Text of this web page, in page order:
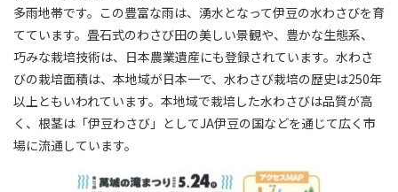
多雨地帯です。この豊富な雨は、湧水となって伊豆の水わさびを育
てています。畳石式のわさび田の美しい景観や、豊かな生態系、
巧みな栽培技術は、日本農業遺産にも登録されています。水わさ
びの栽培面積は、本地域が日本一で、水わさび栽培の歴史は250年
以上ともいわれています。本地域で栽培した水わさびは品質が高
く、根茎は「伊豆わさび」としてJA伊豆の国などを通じて広く市
場に流通しています。